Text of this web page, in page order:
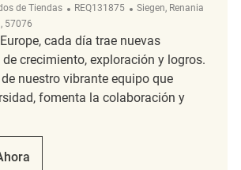
de Tiendas ReqId
REQ131875 Ubicación
Siegen, Renania
57076
cada día trae nuevas
crecimiento, exploración y logros.
nuestro vibrante equipo que
fomenta la colaboración y
Aushilfe Verkauf (m/w/d) REQ131875
Aushilfe Verkauf (m/w/d)